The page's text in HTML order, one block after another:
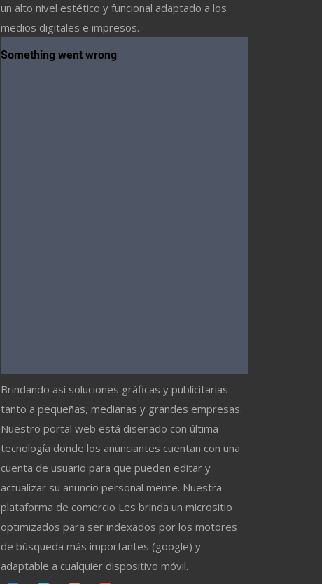
un alto nivel estético y funcional adaptado a los
medios digitales e impresos.
Brindando así soluciones gráficas y publicitarias
tanto a pequeñas, medianas y grandes empresas.
Nuestro portal web está diseñado con última
tecnología donde los anunciantes cuentan con una
cuenta de usuario para que pueden editar y
actualizar su anuncio personal mente. Nuestra
plataforma de comercio Les brinda un micrositio
optimizados para ser indexados por los motores
de búsqueda más importantes (google) y
adaptable a cualquier dispositivo móvil.